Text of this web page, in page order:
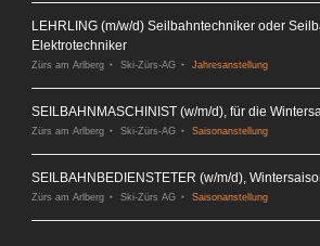
LEHRLING (m/w/d) Seilbahntechniker oder
Elektrotechniker
Zürs am Arlberg Ski-Zürs-AG Jahresanstellung
SEILBAHNMASCHINIST (w/m/d), für die
Zürs am Arlberg Ski-Zürs-AG Saisonanstellung
SEILBAHNBEDIENSTETER (w/m/d),
Zürs am Arlberg Ski-Zürs AG Saisonanstellung